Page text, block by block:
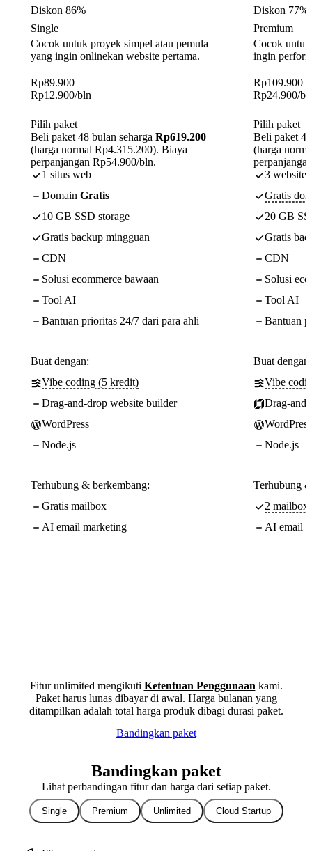
Diskon 86%
Single
Cocok untuk proyek simpel atau pemula
yang ingin onlinekan website pertama.
Rp89.900
Rp12.900/bln
Pilih paket
Beli paket 48 bulan seharga Rp619.200
(harga normal Rp4.315.200). Biaya
perpanjangan Rp54.900/bln.
1 situs web
Domain Gratis
10 GB SSD storage
Gratis backup mingguan
CDN
Solusi ecommerce bawaan
Tool AI
Bantuan prioritas 24/7 dari para ahli
Buat dengan:
Vibe coding (5 kredit)
Drag-and-drop website builder
WordPress
Node.js
Terhubung & berkembang:
Gratis mailbox
AI email marketing
Diskon 77%
Premium
Cocok
ingin
Rp109.900
Rp24.900/
Pilih paket
Beli paket
(harga
3 website
Gratis
20 GB
Gratis
CDN
Solusi
Tool AI
Bantuan
Buat dengan:
Vibe
Drag-
WordPress
Node.js
Terhubung
2
AI email
Fitur unlimited mengikuti Ketentuan Penggunaan kami.
Paket harus lunas dibayar di awal. Harga bulanan yang
ditampilkan adalah total harga produk dibagi durasi paket.
Bandingkan paket
Bandingkan paket
Lihat perbandingan fitur dan harga dari setiap paket.
Single Premium Unlimited Cloud Startup